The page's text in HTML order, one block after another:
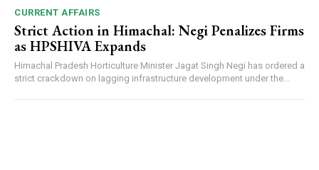
CURRENT AFFAIRS
Strict Action in Himachal: Negi Penalizes Firms
as HPSHIVA Expands
Himachal Pradesh Horticulture Minister Jagat Singh Negi has ordered a
strict crackdown on lagging infrastructure development under the...